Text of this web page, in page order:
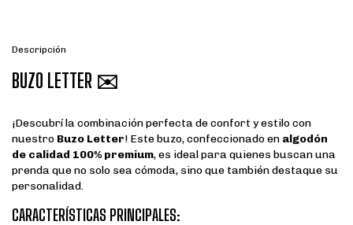
Descripción
BUZO LETTER ✉️
¡Descubrí la combinación perfecta de confort y estilo con
nuestro Buzo Letter! Este buzo, confeccionado en algodón
de calidad 100% premium, es ideal para quienes buscan una
prenda que no solo sea cómoda, sino que también destaque su
personalidad.
CARACTERÍSTICAS PRINCIPALES: